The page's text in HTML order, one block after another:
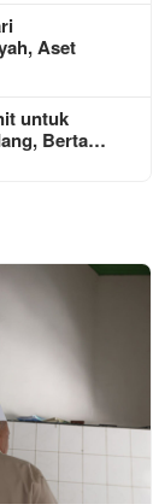
Aset
untuk
Berta…